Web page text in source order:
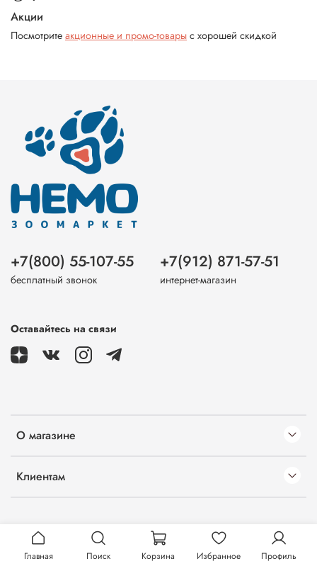
Акции
Посмотрите акционные и промо-товары с хорошей скидкой
О магазине
Клиентам
+7(800) 55-107-55
бесплатный звонок
+7(912) 871-57-51
интернет-магазин
Оставайтесь на связи
Главная Поиск Корзина Избранное Профиль